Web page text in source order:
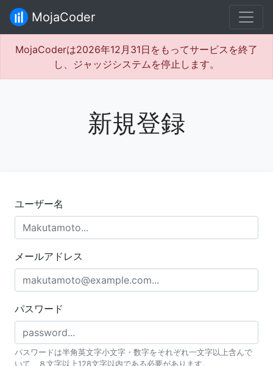
MojaCoder
MojaCoderは2026年12月31日をもってサービスを終了
し、ジャッジシステムを停止します。
新規登録
ユーザー名
メールアドレス
パスワード
パスワードは半角英文字小文字・数字をそれぞれ一文字以上含んで
いて、８文字以上128文字以内である必要があります。